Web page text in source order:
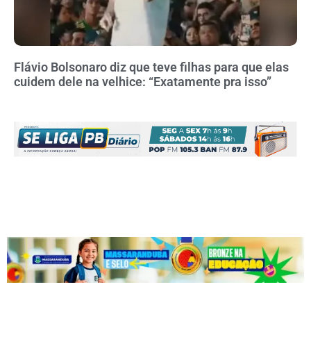
Flávio Bolsonaro diz que teve filhas para que elas
cuidem dele na velhice: “Exatamente pra isso”